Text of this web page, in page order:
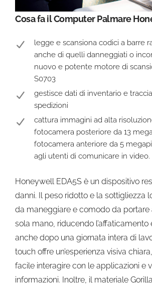
Cosa fa il Computer Palmare
legge e scansiona codici a barre
anche di quelli danneggiati o
nuovo e potente motore di
S0703
gestisce dati di inventario e
spedizioni
cattura immagini ad alta
fotocamera posteriore da 13
fotocamera anteriore da 5
agli utenti di comunicare in video.
Honeywell EDA5S è un dispositivo
danni. Il peso ridotto e la sottigliezza
da maneggiare e comodo da portare
sola mano, riducendo l’affaticamento
anche dopo una giornata intera di
touch offre un’esperienza visiva
facile interagire con le applicazioni e
informazioni. Inoltre, il materiale